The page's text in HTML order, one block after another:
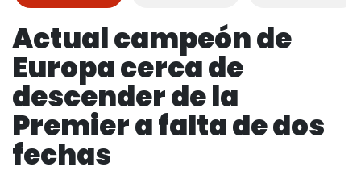
Actual campeón de
Europa cerca de
descender de la
Premier a falta de dos
fechas